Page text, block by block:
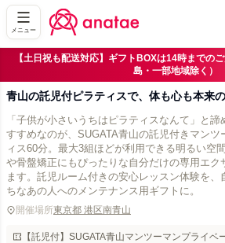
メニュー
【土日祝も配送対応】ギフトBOXは14時までの
島・一部地域除く）
青山の託児付ピラティスで、体も心も本来
「子供が小さいうちはピラティスなんて」と
すすめなのが、SUGATA青山の託児付きマンツ
ィス60分。最大3組ほどが利用できる明るい空
や骨盤矯正にもぴったりな自分だけの専用エク
ます。託児ルーム付きの安心レッスン体験を
ちなあの人へのメンテナンス用ギフトに。
開催場所東京都 港区南青山
【託児付】SUGATA青山マンツーマンプライ